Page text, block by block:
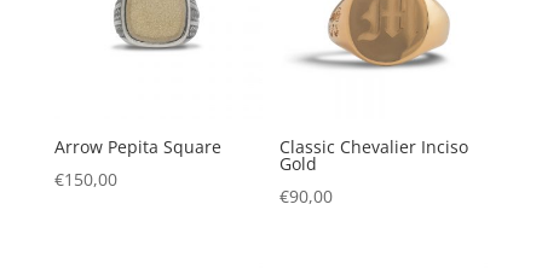
Arrow Pepita Square
€150,00
Classic Chevalier Inciso
Gold
€90,00